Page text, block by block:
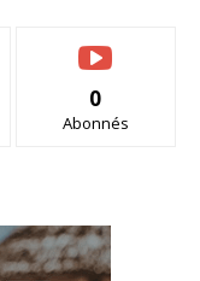
0
Abonnés